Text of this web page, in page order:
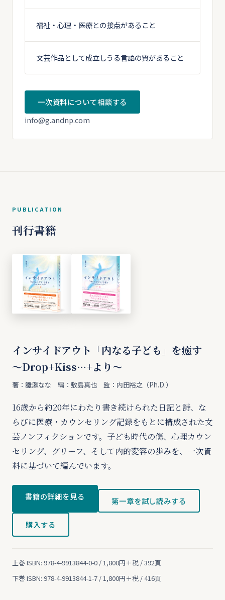
福祉・心理・医療との接点があること
文芸作品として成立しうる言語の質があること
一次資料について相談する
info@g.andnp.com
PUBLICATION
刊行書籍
インサイドアウト「内なる子ども」を癒す
〜Drop+Kiss…+より〜
著：雛瀬なな 編：敷島真也 監：内田裕之（Ph.D.）
16歳から約20年にわたり書き続けられた日記と詩、な
らびに医療・カウンセリング記録をもとに構成された文
芸ノンフィクションです。子ども時代の傷、心理カウン
セリング、グリーフ、そして内的変容の歩みを、一次資
料に基づいて編んでいます。
書籍の詳細を見る 第一章を試し読みする
購入する
上巻 ISBN: 978-4-9913844-0-0 / 1,800円＋税 / 392頁
下巻 ISBN: 978-4-9913844-1-7 / 1,800円＋税 / 416頁